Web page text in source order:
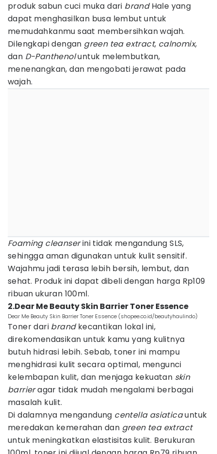
produk sabun cuci muka dari brandHale yang
dapat menghasilkan busa lembut untuk
memudahkanmu saat membersihkan wajah.
Dilengkapi dengan green tea extract, calnomix,
dan D-Panthenoluntuk melembutkan,
menenangkan, dan mengobati jerawat pada
wajah.
Foaming cleanserini tidak mengandung SLS,
sehingga aman digunakan untuk kulit sensitif.
Wajahmu jadi terasa lebih bersih, lembut, dan
sehat. Produk ini dapat dibeli dengan harga Rp109
ribuan ukuran 100ml.
2.Dear Me Beauty Skin Barrier Toner Essence
Dear Me Beauty Skin Barrier Toner Essence (shopee.co.id/beautyhaulindo)
Toner dari brandkecantikan lokal ini,
direkomendasikan untuk kamu yang kulitnya
butuh hidrasi lebih. Sebab, toner ini mampu
menghidrasi kulit secara optimal, mengunci
kelembapan kulit, dan menjaga kekuatan skin
barrieragar tidak mudah mengalami berbagai
masalah kulit.
Di dalamnya mengandung centella asiaticauntuk
meredakan kemerahan dan green tea extract
untuk meningkatkan elastisitas kulit. Berukuran